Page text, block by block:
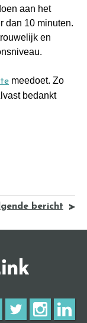
aan het
dan 10 minuten.
en
meedoet. Zo
bedankt
bericht